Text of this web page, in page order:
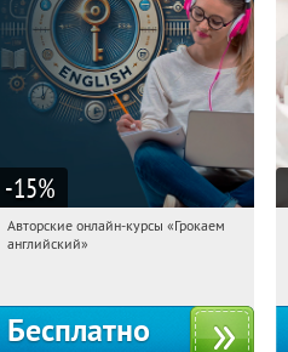
-15%
09:02:53 Получили:
Авторские онлайн-курсы «Грокаем
английский»
Бесплатно